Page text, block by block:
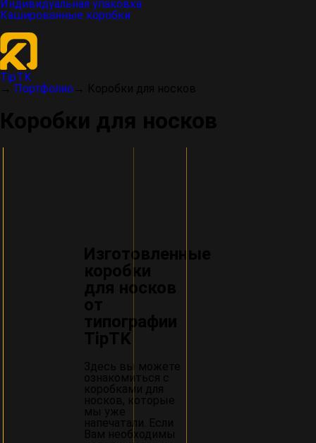
Индивидуальная упаковка
Кашированные коробки
TipTK
Портфолио